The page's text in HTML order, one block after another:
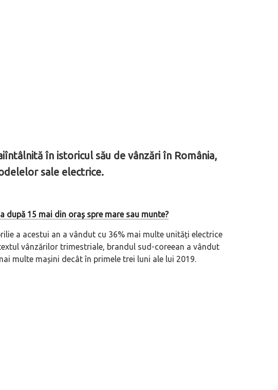
în istoricul său de vânzări în România,
sale electrice.
după 15 mai din oraș spre mare sau munte?
a acestui an a vândut cu 36% mai multe unități electrice
vânzărilor trimestriale, brandul sud-coreean a vândut
multe mașini decât în primele trei luni ale lui 2019.